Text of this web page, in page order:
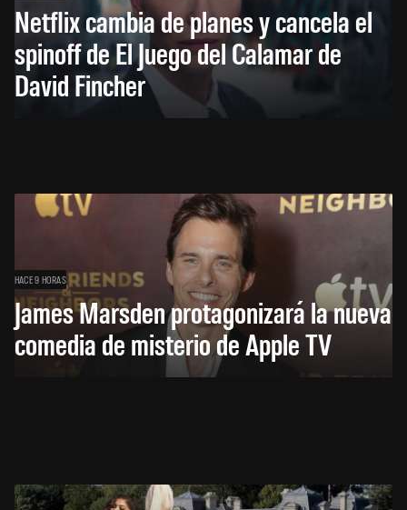
Netflix cambia de planes y cancela el
spinoff de El Juego del Calamar de
David Fincher
HACE 9 HORAS
James Marsden protagonizará la nueva
comedia de misterio de Apple TV